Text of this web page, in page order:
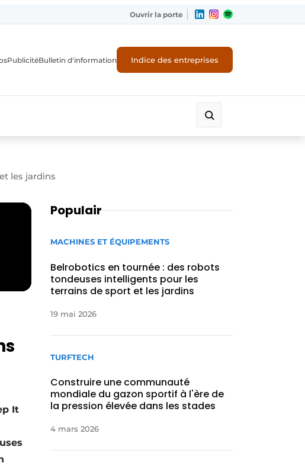
Ouvrir la porte
PublicitéBulletin d'information Indice des entreprises
les jardins
It
Populair
MACHINES ET ÉQUIPEMENTS
Belrobotics en tournée : des robots
tondeuses intelligents pour les
terrains de sport et les jardins
19 mai 2026
TURFTECH
Construire une communauté
mondiale du gazon sportif à l'ère de
la pression élevée dans les stades
4 mars 2026